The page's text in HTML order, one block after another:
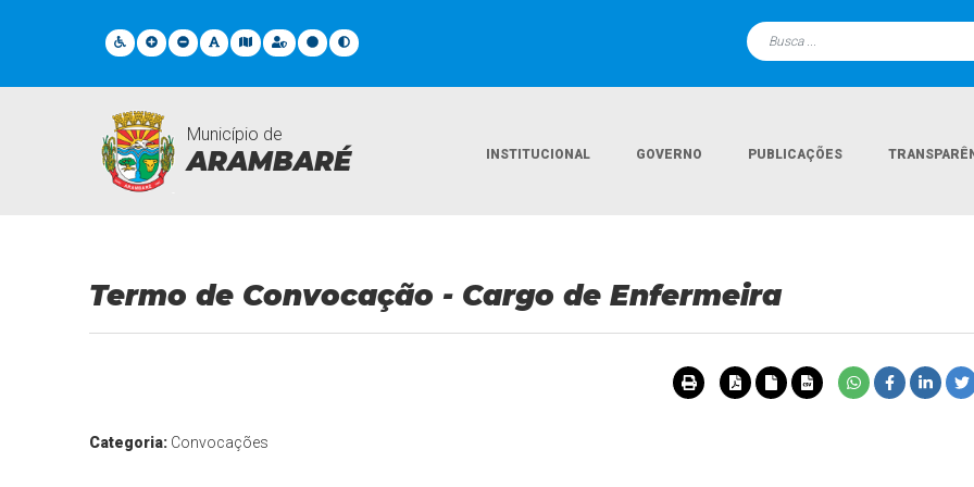
Município de
ARAMBARÉ INSTITUCIONAL GOVERNO PUBLICAÇÕES
Documentos Gerais
Termo de Convocação - Cargo de Enfermeira
Categoria: Convocações